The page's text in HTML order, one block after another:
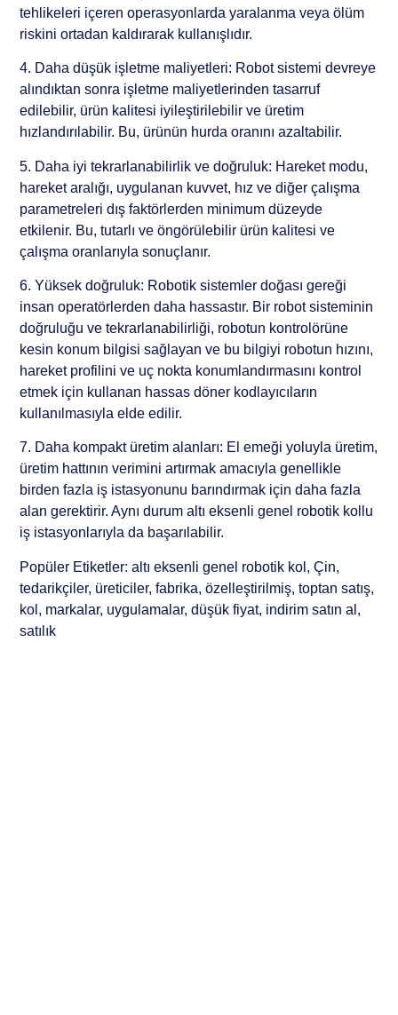
tehlikeleri içeren operasyonlarda yaralanma veya ölüm
riskini ortadan kaldırarak kullanışlıdır.
4. Daha düşük işletme maliyetleri: Robot sistemi devreye
alındıktan sonra işletme maliyetlerinden tasarruf
edilebilir, ürün kalitesi iyileştirilebilir ve üretim
hızlandırılabilir. Bu, ürünün hurda oranını azaltabilir.
5. Daha iyi tekrarlanabilirlik ve doğruluk: Hareket modu,
hareket aralığı, uygulanan kuvvet, hız ve diğer çalışma
parametreleri dış faktörlerden minimum düzeyde
etkilenir. Bu, tutarlı ve öngörülebilir ürün kalitesi ve
çalışma oranlarıyla sonuçlanır.
6. Yüksek doğruluk: Robotik sistemler doğası gereği
insan operatörlerden daha hassastır. Bir robot sisteminin
doğruluğu ve tekrarlanabilirliği, robotun kontrolörüne
kesin konum bilgisi sağlayan ve bu bilgiyi robotun hızını,
hareket profilini ve uç nokta konumlandırmasını kontrol
etmek için kullanan hassas döner kodlayıcıların
kullanılmasıyla elde edilir.
7. Daha kompakt üretim alanları: El emeği yoluyla üretim,
üretim hattının verimini artırmak amacıyla genellikle
birden fazla iş istasyonunu barındırmak için daha fazla
alan gerektirir. Aynı durum altı eksenli genel robotik kollu
iş istasyonlarıyla da başarılabilir.
Popüler Etiketler: altı eksenli genel robotik kol, Çin,
tedarikçiler, üreticiler, fabrika, özelleştirilmiş, toptan satış,
kol, markalar, uygulamalar, düşük fiyat, indirim satın al,
satılık